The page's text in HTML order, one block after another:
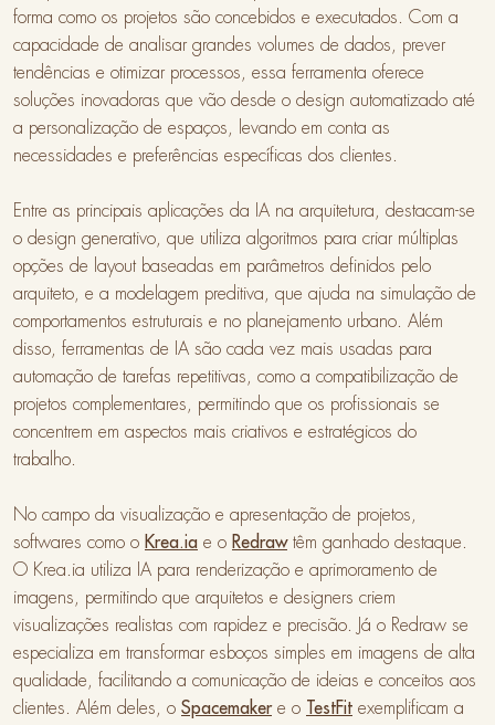
forma como os projetos são concebidos e executados. Com a
capacidade de analisar grandes volumes de dados, prever
tendências e otimizar processos, essa ferramenta oferece
soluções inovadoras que vão desde o design automatizado até
a personalização de espaços, levando em conta as
necessidades e preferências específicas dos clientes.
Entre as principais aplicações da IA na arquitetura, destacam-se
o design generativo, que utiliza algoritmos para criar múltiplas
opções de layout baseadas em parâmetros definidos pelo
arquiteto, e a modelagem preditiva, que ajuda na simulação de
comportamentos estruturais e no planejamento urbano. Além
disso, ferramentas de IA são cada vez mais usadas para
automação de tarefas repetitivas, como a compatibilização de
projetos complementares, permitindo que os profissionais se
concentrem em aspectos mais criativos e estratégicos do
trabalho.
No campo da visualização e apresentação de projetos,
softwares como o Krea.ia e o Redrawtêm ganhado destaque.
O Krea.ia utiliza IA para renderização e aprimoramento de
imagens, permitindo que arquitetos e designers criem
visualizações realistas com rapidez e precisão. Já o Redraw se
especializa em transformar esboços simples em imagens de alta
qualidade, facilitando a comunicação de ideias e conceitos aos
clientes. Além deles, o Spacemakere o TestFit exemplificam a